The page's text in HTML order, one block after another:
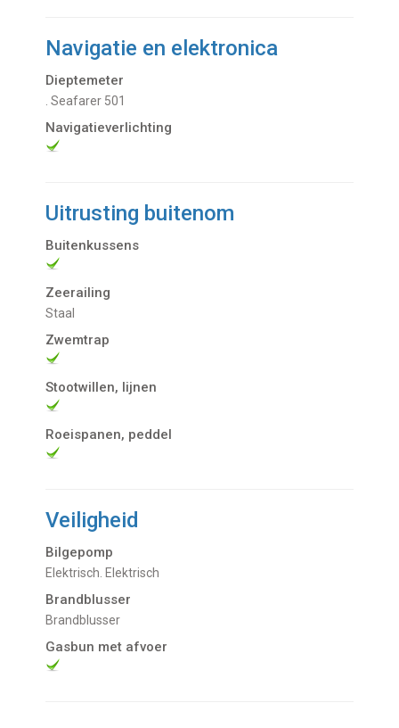
Navigatie en elektronica
Dieptemeter
. Seafarer 501
Navigatieverlichting
Uitrusting buitenom
Buitenkussens
Zeerailing
Staal
Zwemtrap
Stootwillen, lijnen
Roeispanen, peddel
Veiligheid
Bilgepomp
Elektrisch. Elektrisch
Brandblusser
Brandblusser
Gasbun met afvoer